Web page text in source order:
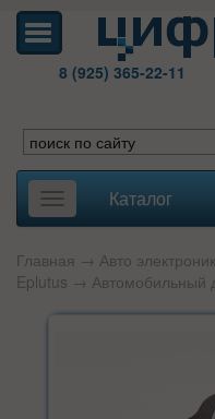
8 (925) 365-22-11
Toggle
navigation
Каталог
Главная → Авто
Eplutus → Автомобильный